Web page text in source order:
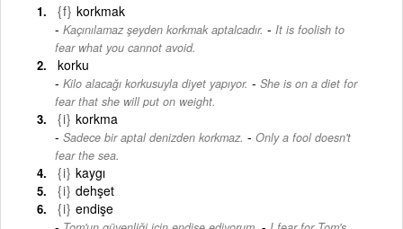
{f} korkmak
Kaçınılamaz şeyden korkmak aptalcadır. - It is foolish to
fear what you cannot avoid.
korku
Kilo alacağı korkusuyla diyet yapıyor. - She is on a diet for
fear that she will put on weight.
{i} korkma
Sadece bir aptal denizden korkmaz. - Only a fool doesn't
fear the sea.
{i} kaygı
{i} dehşet
{i} endişe